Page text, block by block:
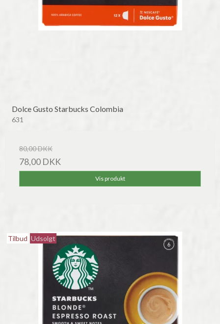
Dolce Gusto Starbucks Colombia
631
80,00 DKK
78,00 DKK
Vis produkt
Tilbud Udsolgt